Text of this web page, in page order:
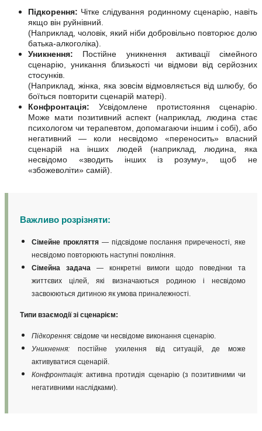
Підкорення: Чітке слідування родинному сценарію, навіть
якщо він руйнівний.
(Наприклад, чоловік, який ніби добровільно повторює долю
батька-алкоголіка).
Уникнення: Постійне уникнення активації сімейного
сценарію, уникання близькості чи відмови від серйозних
стосунків.
(Наприклад, жінка, яка зовсім відмовляється від шлюбу, бо
боїться повторити сценарій матері).
Конфронтація: Усвідомлене протистояння сценарію.
Може мати позитивний аспект (наприклад, людина стає
психологом чи терапевтом, допомагаючи іншим і собі), або
негативний — коли несвідомо «переносить» власний
сценарій на інших людей (наприклад, людина, яка
несвідомо «зводить інших із розуму», щоб не
«збожеволіти» самій).
Важливо розрізняти:
Сімейне прокляття— підсвідоме послання приреченості, яке
несвідомо повторюють наступні покоління.
Сімейна задача — конкретні вимоги щодо поведінки та
життєвих цілей, які визначаються родиною і несвідомо
засвоюються дитиною як умова приналежності.
Типи взаємодії зі сценарієм:
Підкорення: свідоме чи несвідоме виконання сценарію.
Уникнення: постійне ухилення від ситуацій, де може
активуватися сценарій.
Конфронтація: активна протидія сценарію (з позитивними чи
негативними наслідками).